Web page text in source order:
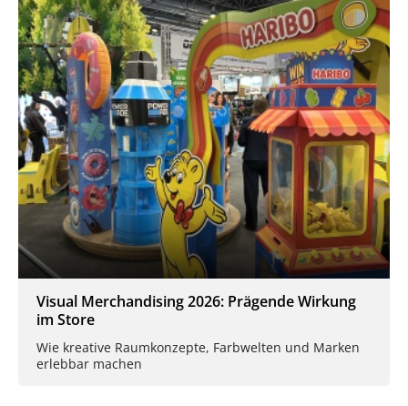
Visual Merchandising 2026: Prägende Wirkung
im Store
Wie kreative Raumkonzepte, Farbwelten und Marken
erlebbar machen